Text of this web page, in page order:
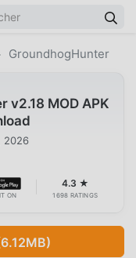
GroundhogHunter
v2.18 MOD APK
2026
ON
4.3 ★
1698 RATINGS